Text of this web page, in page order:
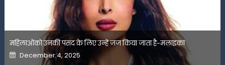
महिलाओंको उनकी पसंद के लिए उन्हें जज किया जाता है-मलाइका
Posted
on
December 4, 2025